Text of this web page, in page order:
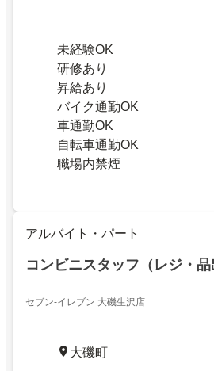
未経験OK
研修あり
昇給あり
バイク通勤OK
車通勤OK
自転車通勤OK
職場内禁煙
アルバイト・パート
コンビニスタッフ（レジ・品
セブン-イレブン 大磯生沢店
大磯町